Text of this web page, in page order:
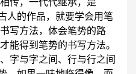
人的作品，就要学会用笔
写方法，体会笔势的路
能得到笔势的书写方法。
字与字之间、行与行之间